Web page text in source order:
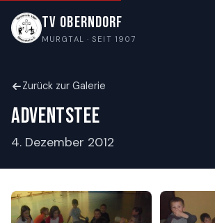
TV Oberndorf
MURGTAL · SEIT 1907
Zurück zur Galerie
Adventstee
4. Dezember 2012